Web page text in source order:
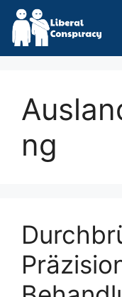
Skip
content
ng